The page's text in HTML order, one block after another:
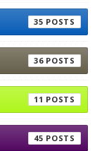
35
36
11
45